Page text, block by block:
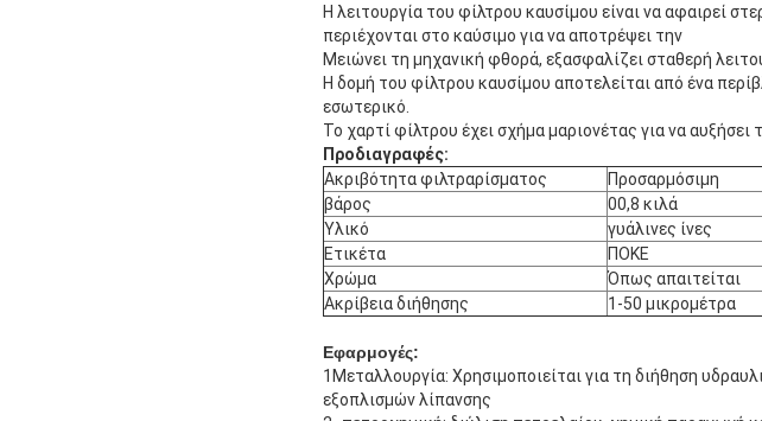
Η λειτουργία του φίλτρου καυσίμου είναι να αφαιρεί
περιέχονται στο καύσιμο για να αποτρέψει την
Μειώνει τη μηχανική φθορά, εξασφαλίζει σταθερή
Η δομή του φίλτρου καυσίμου αποτελείται από ένα
εσωτερικό.
Το χαρτί φίλτρου έχει σχήμα μαριονέτας για να αυξήσει
Προδιαγραφές:
Ακριβότητα φιλτραρίσματος
Προσαρμόσιμη
βάρος
00,8 κιλά
Υλικό
γυάλινες ίνες
Ετικέτα
ΠΟΚΕ
Χρώμα
Όπως απαιτείται
Ακρίβεια διήθησης
1-50 μικρομέτρα
Εφαρμογές:
1Μεταλλουργία: Χρησιμοποιείται για τη διήθηση
εξοπλισμών λίπανσης